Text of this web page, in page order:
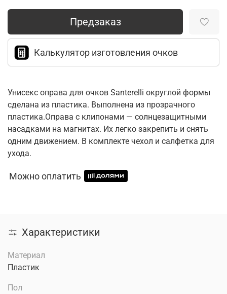
Предзаказ
Калькулятор изготовления очков
Унисекс оправа для очков Santerelli округлой формы
сделана из пластика. Выполнена из прозрачного
пластика.Оправа с клипонами — солнцезащитными
насадками на магнитах. Их легко закрепить и снять
одним движением. В комплекте чехол и салфетка для
ухода.
Можно оплатить
Характеристики
Материал
Пластик
Пол